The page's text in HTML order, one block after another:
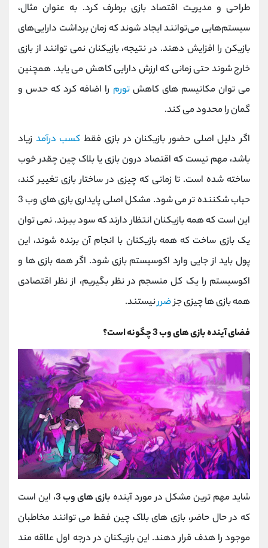
طراحی و مدیریت اقتصاد بازی برطرف کرد. به عنوان مثال،
سیستم‌هایی می‌توانند ایجاد شوند که زمان برداشت دارایی‌های
بازیکن را افزایش دهند. در نتیجه، بازیکنان نمی توانند از بازی
خارج شوند حتی زمانی که ارزش دارایی کاهش می یابد. همچنین
می توان مکانیسم های کاهشتورم را اضافه کرد که حدس و
گمان را محدود می کند.
اگر دلیل اصلی حضور بازیکنان در بازی فقط کسب درآمد زیاد
باشد، مهم نیست که اقتصاد درون بازی یا بلاک چین چقدر خوب
ساخته شده است. تا زمانی که چیزی در ساختار بازی تغییر کند،
حباب شکننده تر می شود. مشکل اصلی پایداری بازی های وب 3
این است که همه بازیکنان انتظار دارند که سود ببرند. نمی توان
یک بازی ساخت که همه بازیکنان با انجام آن برنده شوند، این
پول باید از جایی وارد اکوسیستم بازی شود. اگر همه بازی ها و
اکوسیستم را یک کل منسجم در نظر بگیریم، از نظر اقتصادی
همه بازی ها چیزی جزضررنیستند.
فضای آینده بازی های وب 3 چگونه است؟
شاید مهم ترین مشکل در مورد آینده بازی های وب 3 ، این است
که در حال حاضر، بازی های بلاک چین فقط می توانند مخاطبان
موجود را هدف قرار دهند. این بازیکنان در درجه اول علاقه مند